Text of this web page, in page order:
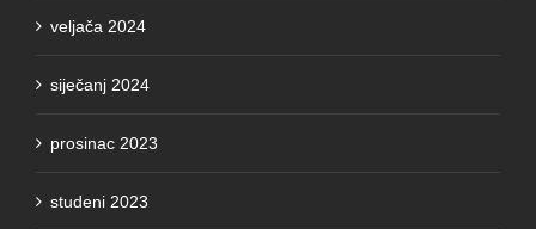
siječanj 2024
prosinac 2023
studeni 2023